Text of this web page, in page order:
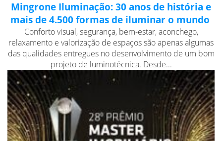
Mingrone Iluminação: 30 anos de história e
mais de 4.500 formas de iluminar o mundo
Conforto visual, segurança, bem-estar, aconchego,
relaxamento e valorização de espaços são apenas algumas
das qualidades entregues no desenvolvimento de um bom
projeto de luminotécnica. Desde...